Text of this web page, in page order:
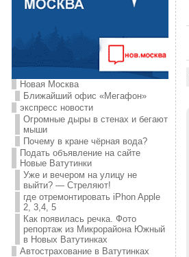
Новая Москва
Ближайший офис «Мегафон»
экспресс новости
Огромные дыры в стенах и бегают
мыши
Почему в кране чёрная вода?
Подать объявление на сайте
Новые Ватутинки
Уже и вечером на улицу не
выйти? — Стреляют!
где отремонтировать iPhon Apple
2, 3,4, 5
Как появилась речка. Фото
репортаж из Микрорайона Южный
в Новых Ватутинках
Автострахование в Ватутинках